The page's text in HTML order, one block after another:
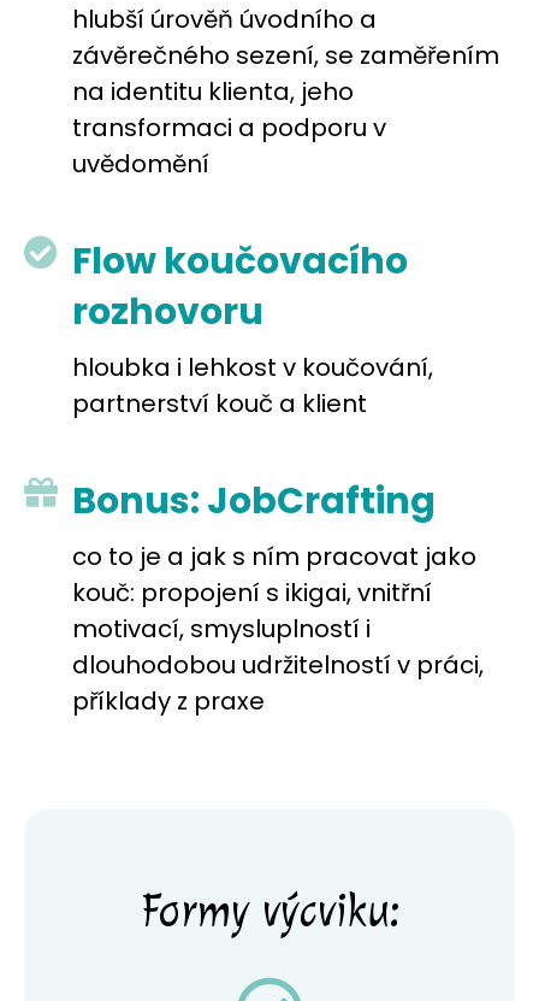
hlubší úrověň úvodního a
závěrečného sezení, se zaměřením
na identitu klienta, jeho
transformaci a podporu v
uvědomění
Flow koučovacího
rozhovoru
hloubka i lehkost v koučování,
partnerství kouč a klient
Bonus: JobCrafting
co to je a jak s ním pracovat jako
kouč: propojení s ikigai, vnitřní
motivací, smysluplností i
dlouhodobou udržitelností v práci,
příklady z praxe
Formy výcviku: